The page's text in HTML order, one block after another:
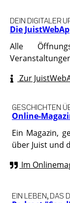
Die
DEIN DIGITALER
Alle
Zur
Online-
GESCHICHTEN
Ein Magazin,
über Juist und
Im
EIN LEBEN, DAS